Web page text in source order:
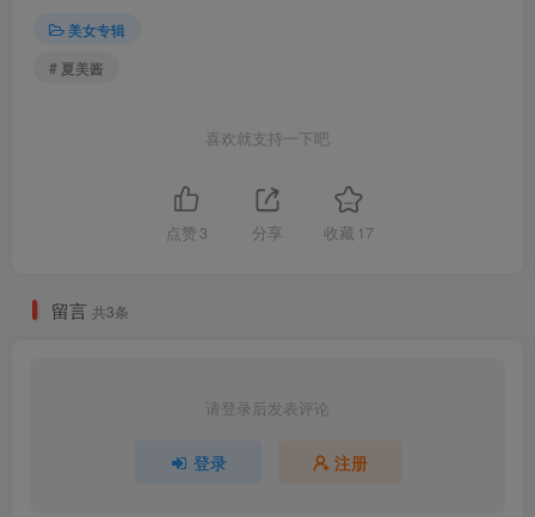
[40+1P-77.3M]
046BoLoli波萝社 2017.09.13 BOL.117 夏美酱_
[25+1P-207M]
048BoLoli波萝社 2017.10.28 BOL.123 夏美酱_
049BoLoli波萝社 2017.10.30 BOL.127 夏美酱_
[61+1P-588M]
050BoLoli波萝社 2018.01.02 BOL.130 夏美酱_
052[BOLOLI波萝社] 2017.08.03 VN.004 夏美酱
054[BOLOLI波萝社] 2018.02.13 BOL.134 夏美酱_
055[BoLoLi波萝社] 2018.04.02 VOL.113 夏美酱
056[BoLoLi波萝社] 2018.05.10 VOL.116 夏美酱_
美女专辑
# 夏美酱
喜欢就支持一下吧
点赞 3 分享 收藏 17
留言 共3条
请登录后发表评论
登录 注册